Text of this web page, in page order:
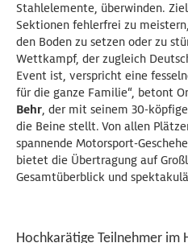
Stahlelemente, überwinden.
Sektionen fehlerfrei zu
den Boden zu setzen oder zu
Wettkampf, der zugleich
Event ist, verspricht eine
für die ganze Familie“, betont
Behr, der mit seinem 30-
die Beine stellt. Von allen
spannende Motorsport-
bietet die Übertragung auf
Gesamtüberblick und
Hochkarätige Teilnehmer im